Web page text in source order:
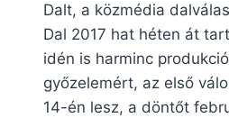
Dalt, a közmédia
Dal 2017 hat héten át
idén is harminc
győzelemért, az első
14-én lesz, a döntőt